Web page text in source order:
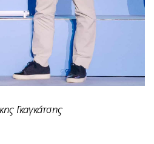
Γκαγκάτσης